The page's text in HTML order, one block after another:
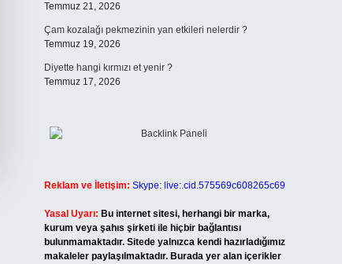
Temmuz 21, 2026
Çam kozalağı pekmezinin yan etkileri nelerdir ?
Temmuz 19, 2026
Diyette hangi kırmızı et yenir ?
Temmuz 17, 2026
Reklam ve İletişim: Skype: live:.cid.575569c608265c69
Yasal Uyarı: Bu internet sitesi, herhangi bir marka,
kurum veya şahıs şirketi ile hiçbir bağlantısı
bulunmamaktadır. Sitede yalnızca kendi hazırladığımız
makaleler paylaşılmaktadır. Burada yer alan içerikler